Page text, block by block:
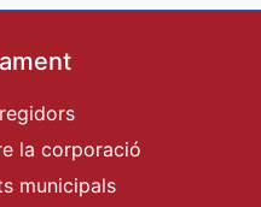
la corporació
municipals